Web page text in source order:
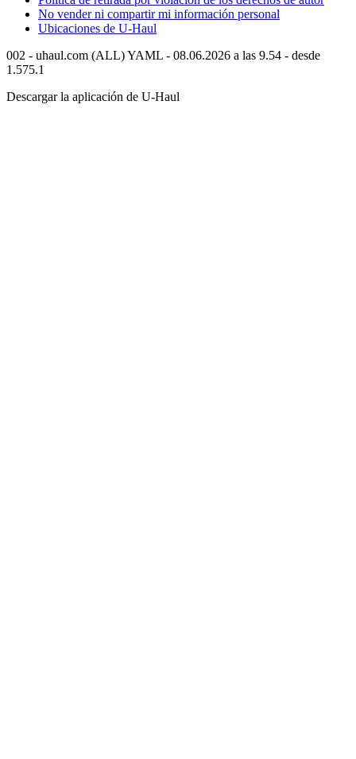
No vender ni compartir mi información personal
Ubicaciones de U-Haul
002 - uhaul.com (ALL) YAML - 08.06.2026 a las 9.54 - desde
1.575.1
Descargar la aplicación de U-Haul